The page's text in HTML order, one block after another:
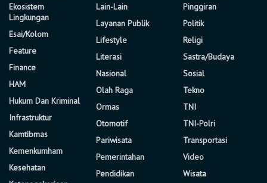
Ekosistem
Lingkungan
Esai/Kolom
Feature
Finance
HAM
Hukum Dan Kriminal
Infrastruktur
Kamtibmas
Kemenkumham
Kesehatan
Lain-Lain
Layanan Publik
Lifestyle
Literasi
Nasional
Olah Raga
Ormas
Otomotif
Pariwisata
Pemerintahan
Pendidikan
Pinggiran
Politik
Religi
Sastra/Budaya
Sosial
Tekno
TNI
TNI-Polri
Transportasi
Video
Wisata